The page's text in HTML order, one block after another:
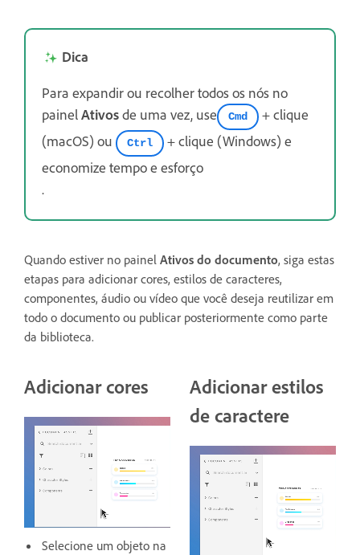
Dica
Para expandir ou recolher todos os nós no
painelAtivosde uma vez, use Cmd
+ clique
(macOS) ou
Ctrl
+ clique (Windows) e
economize tempo e esforço
.
Quando estiver no painel Ativos do documento, siga estas
etapas para adicionar cores, estilos de caracteres,
componentes, áudio ou vídeo que você deseja reutilizar em
todo o documento ou publicar posteriormente como parte
da biblioteca.
Adicionar cores
Selecione um objeto na
Adicionar estilos
de caractere